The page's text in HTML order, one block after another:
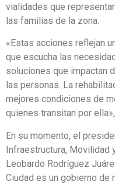
vialidades que
las familias de la zona.
«Estas acciones reflejan
que escucha las
soluciones que impactan
las personas. La
mejores condiciones de
quienes transitan por
En su momento, el
Infraestructura, Movilidad
Leobardo Rodríguez
Ciudad es un gobierno de